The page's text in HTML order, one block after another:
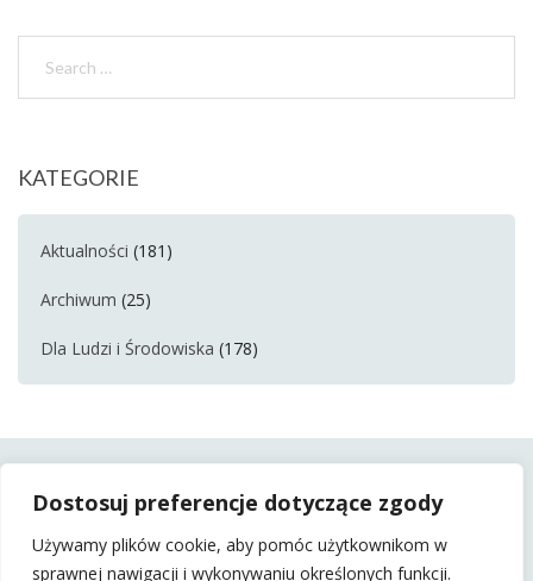
Dostosuj preferencje dotyczące zgody
Używamy plików cookie, aby pomóc użytkownikom w
sprawnej nawigacji i wykonywaniu określonych funkcji.
KATEGORIE
Aktualności (181)
Archiwum (25)
Dla Ludzi i Środowiska (178)